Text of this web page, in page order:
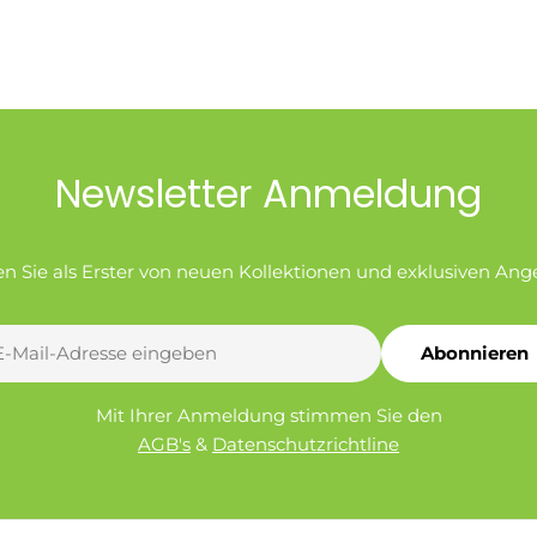
Newsletter Anmeldung
Sie als Erster von neuen Kollektionen und exklusiven
Abonnieren
Mit Ihrer Anmeldung stimmen Sie den
AGB's & Datenschutzrichtline